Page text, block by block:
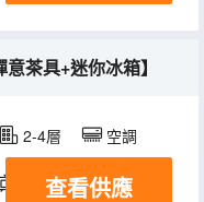
茶具+迷你冰箱】
2-4層 空調
電視機
查看供應